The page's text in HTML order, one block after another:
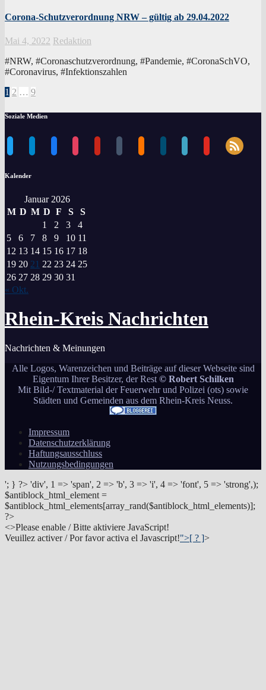
Corona-Schutzverordnung NRW – gültig ab 29.04.2022
Mai 4, 2022 Redaktion
#NRW, #Coronaschutzverordnung, #Pandemie, #CoronaSchVO,
#Coronavirus, #Infektionszahlen
Seitennummerierung
der
1 2 … 9
Soziale Medien
youtube
rss
Kalender
Januar 2026
M D M D F S
S
1
2 3
4
5
6 7 8 9 10 11
12 13 14 15 16 17 18
19 20 21 22 23 24 25
26 27 28 29 30 31
« Okt.
Rhein-Kreis Nachrichten
Nachrichten & Meinungen
Alle Logos, Warenzeichen und Beiträge auf dieser Webseite sind
Eigentum Ihrer Besitzer, der Rest© Robert Schilken
Mit Bild-/ Textmaterial der Feuerwehr und Polizei (ots) sowie
Städten und Gemeinden aus dem Rhein-Kreis Neuss.
Impressum
Datenschutzerklärung
Haftungsausschluss
Nutzungsbedingungen
'; } ?> 'div', 1 => 'span', 2 => 'b', 3 => 'i', 4 => 'font', 5 => 'strong',);
$antiblock_html_element =
$antiblock_html_elements[array_rand($antiblock_html_elements)];
?>
<>Please enable / Bitte aktiviere JavaScript!
Veuillez activer / Por favor activa el Javascript!">[ ? ]>